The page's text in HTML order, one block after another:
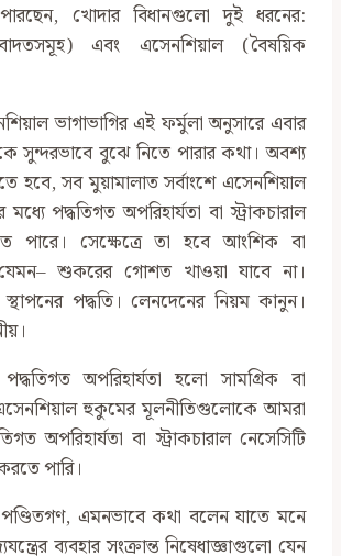
খোদার বিধানগুলো দুই ধরনের:
এবং এসেনশিয়াল (বৈষয়িক
ভাগাভাগির এই ফর্মুলা অনুসারে এবার
সুন্দরভাবে বুঝে নিতে পারার কথা। অবশ্য
হবে, সব মুয়ামালাত সর্বাংশে এসেনশিয়াল
পদ্ধতিগত অপরিহার্যতা বা স্ট্রাকচারাল
পারে। সেক্ষেত্রে তা হবে আংশিক বা
শুকরের গোশত খাওয়া যাবে না।
পদ্ধতি। লেনদেনের নিয়ম কানুন।
অপরিহার্যতা হলো সামগ্রিক বা
হুকুমের মূলনীতিগুলোকে আমরা
অপরিহার্যতা বা স্ট্রাকচারাল নেসেসিটি
পারি।
পণ্ডিতগণ, এমনভাবে কথা বলেন যাতে মনে
ব্যবহার সংক্রান্ত নিষেধাজ্ঞাগুলো যেন